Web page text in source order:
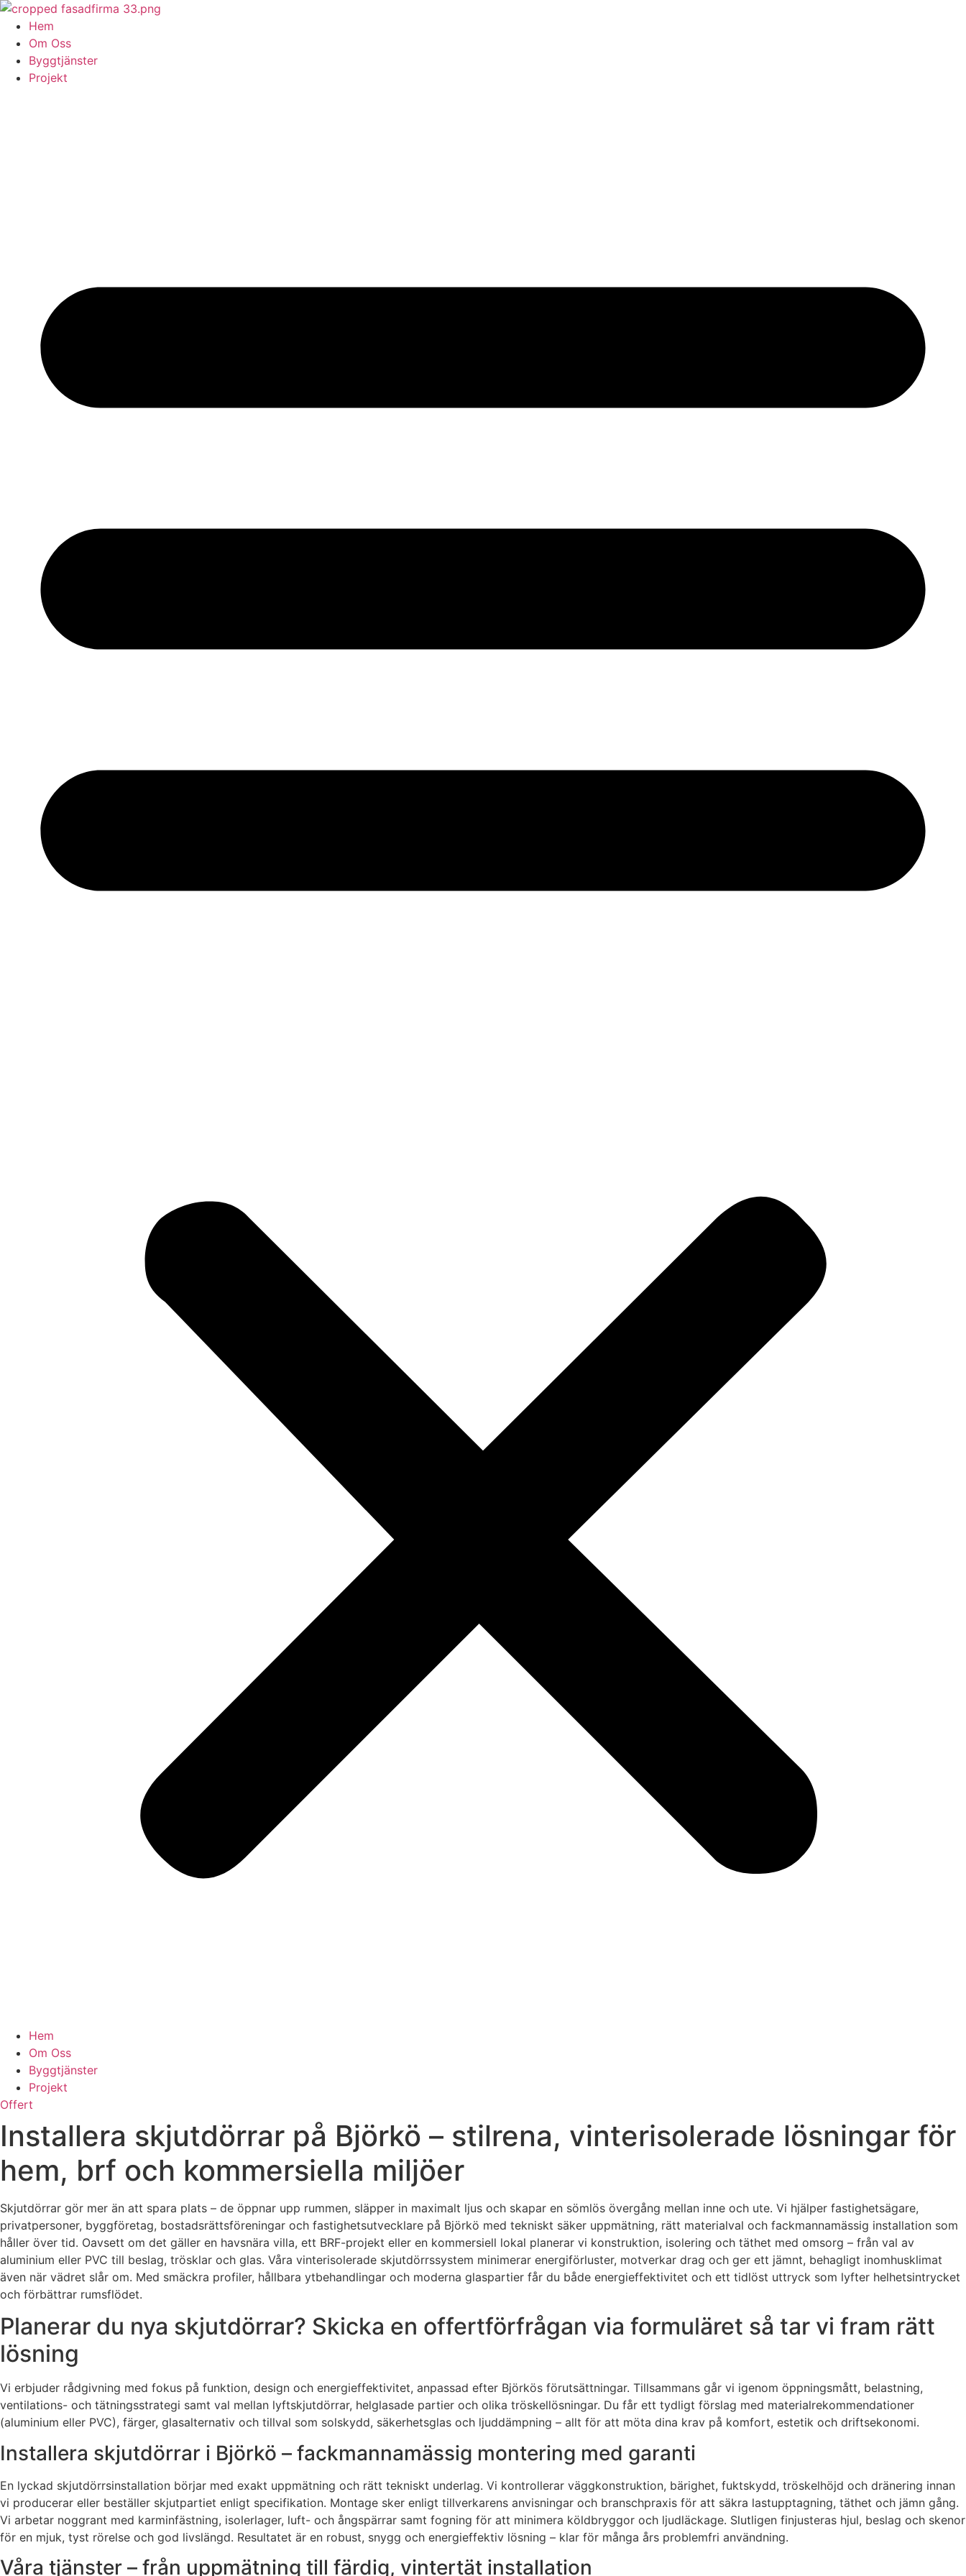
Skip
content
Hem
Om Oss
Byggtjänster
Projekt
Hem
Om Oss
Byggtjänster
Projekt
Offert
Installera skjutdörrar på Björkö – stilrena, vinterisolerade lösningar för
hem, brf och kommersiella miljöer
Skjutdörrar gör mer än att spara plats – de öppnar upp rummen, släpper in maximalt ljus och skapar en sömlös övergång mellan inne och ute. Vi hjälper fastighetsägare,
privatpersoner, byggföretag, bostadsrättsföreningar och fastighetsutvecklare på Björkö med tekniskt säker uppmätning, rätt materialval och fackmannamässig installation som
håller över tid. Oavsett om det gäller en havsnära villa, ett BRF-projekt eller en kommersiell lokal planerar vi konstruktion, isolering och täthet med omsorg – från val av
aluminium eller PVC till beslag, trösklar och glas. Våra vinterisolerade skjutdörrssystem minimerar energiförluster, motverkar drag och ger ett jämnt, behagligt inomhusklimat
även när vädret slår om. Med smäckra profiler, hållbara ytbehandlingar och moderna glaspartier får du både energieffektivitet och ett tidlöst uttryck som lyfter helhetsintrycket
och förbättrar rumsflödet.
Planerar du nya skjutdörrar? Skicka en offertförfrågan via formuläret så tar vi fram rätt
lösning
Vi erbjuder rådgivning med fokus på funktion, design och energieffektivitet, anpassad efter Björkös förutsättningar. Tillsammans går vi igenom öppningsmått, belastning,
ventilations- och tätningsstrategi samt val mellan lyftskjutdörrar, helglasade partier och olika tröskellösningar. Du får ett tydligt förslag med materialrekommendationer
(aluminium eller PVC), färger, glasalternativ och tillval som solskydd, säkerhetsglas och ljuddämpning – allt för att möta dina krav på komfort, estetik och driftsekonomi.
Installera skjutdörrar i Björkö – fackmannamässig montering med garanti
En lyckad skjutdörrsinstallation börjar med exakt uppmätning och rätt tekniskt underlag. Vi kontrollerar väggkonstruktion, bärighet, fuktskydd, tröskelhöjd och dränering innan
vi producerar eller beställer skjutpartiet enligt specifikation. Montage sker enligt tillverkarens anvisningar och branschpraxis för att säkra lastupptagning, täthet och jämn gång.
Vi arbetar noggrant med karminfästning, isolerlager, luft- och ångspärrar samt fogning för att minimera köldbryggor och ljudläckage. Slutligen finjusteras hjul, beslag och skenor
för en mjuk, tyst rörelse och god livslängd. Resultatet är en robust, snygg och energieffektiv lösning – klar för många års problemfri användning.
Våra tjänster – från uppmätning till färdig, vintertät installation